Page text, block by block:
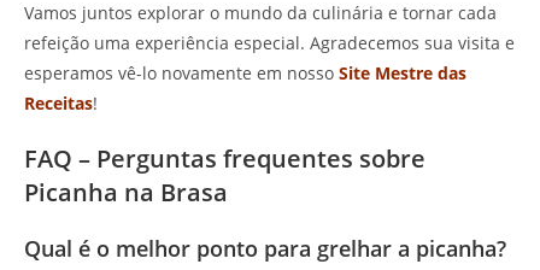
Vamos juntos explorar o mundo da culinária e tornar cada
refeição uma experiência especial. Agradecemos sua visita e
esperamos vê-lo novamente em nosso Site Mestre das
Receitas!
FAQ – Perguntas frequentes sobre
Picanha na Brasa
Qual é o melhor ponto para grelhar a picanha?